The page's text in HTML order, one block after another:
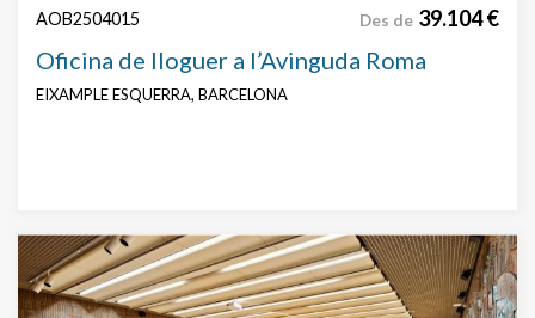
AOB2504015 Des de 39.104 €
Oficina de lloguer a l’Avinguda Roma
EIXAMPLE ESQUERRA, BARCELONA